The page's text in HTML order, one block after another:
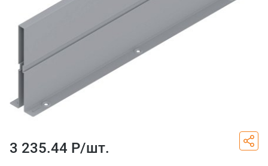
3 235.44 Р/шт.